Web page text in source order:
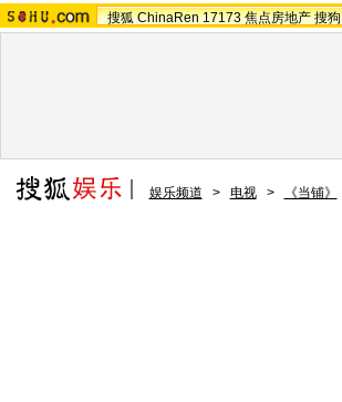
搜狐 ChinaRen 17173 焦点房地产 搜狗
娱乐频道 > 电视 > 《当铺》